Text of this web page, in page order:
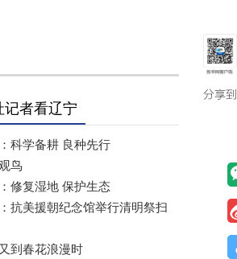
记者看辽宁
科学备耕 良种先行
鸟
修复湿地 保护生态
抗美援朝纪念馆举行清明祭扫
到春花浪漫时